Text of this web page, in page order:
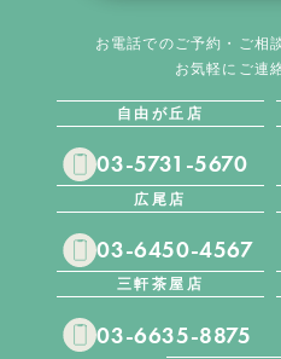
お電話でのご予約・ご相
お気軽にご連
自由が丘店
03-5731-5670
広尾店
03-6450-4567
三軒茶屋店
03-6635-8875